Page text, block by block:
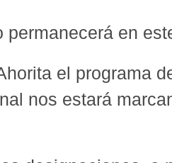
permanecerá en
el programa
nos estará